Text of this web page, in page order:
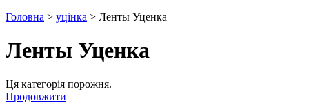
Головна > уцінка > Ленты Уценка
Ленты Уценка
Ця категорія порожня.
Продовжити